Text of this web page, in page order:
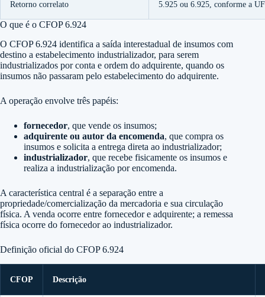
Retorno correlato 5.925 ou 6.925, conforme a
O que é o CFOP 6.924
O CFOP 6.924 identifica a saída interestadual de insumos com
destino a estabelecimento industrializador, para serem
industrializados por conta e ordem do adquirente, quando os
insumos não passaram pelo estabelecimento do adquirente.
A operação envolve três papéis:
fornecedor, que vende os insumos;
adquirente ou autor da encomenda, que compra os
insumos e solicita a entrega direta ao industrializador;
industrializador, que recebe fisicamente os insumos e
realiza a industrialização por encomenda.
A característica central é a separação entre a
propriedade/comercialização da mercadoria e sua circulação
física. A venda ocorre entre fornecedor e adquirente; a remessa
física ocorre do fornecedor ao industrializador.
Definição oficial do CFOP 6.924
CFOP Descrição